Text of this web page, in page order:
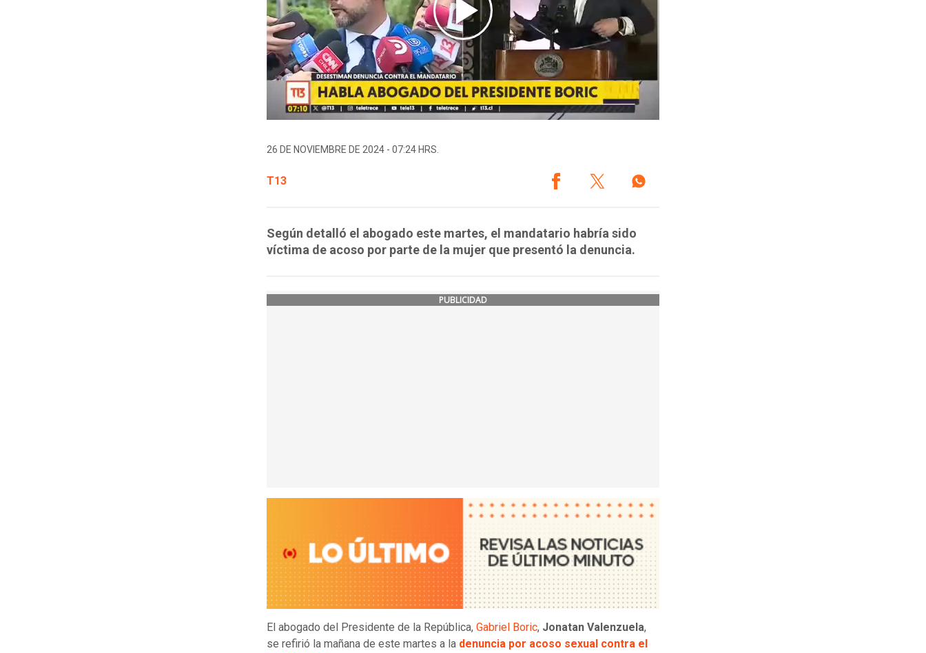
26 DE NOVIEMBRE DE 2024 - 07:24 HRS.
T13
Según detalló el abogado este martes, el mandatario habría sido
víctima de acoso por parte de la mujer que presentó la denuncia.
PUBLICIDAD
El abogado del Presidente de la República, Gabriel Boric, Jonatan Valenzuela,
se refirió la mañana de este martes a la denuncia por acoso sexual contra el